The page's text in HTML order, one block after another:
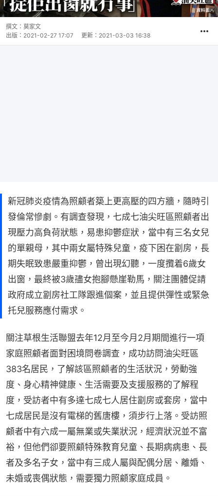
撰文： 莫家文
出版： 2021-02-27 17:07 更新： 2021-03-03 16:38
新冠肺炎疫情為照顧者築上更高壓的四方牆，隨時引
發倫常慘劇。有調查發現，七成七油尖旺區照顧者出
現壓力高負荷狀態，易患抑鬱症狀，當中有三名女兒
的單親母，其中兩女屬特殊兒童，疫下困在劏房，長
期失眠致患嚴重抑鬱，曾出現幻聽，一度攬着6歲女
出窗，最終被3歲孻女抱腳懸崖勒馬，關注團體促請
政府成立劏房社工隊跟進個案，並且提供彈性或緊急
托兒服務應付需求。
關注草根生活聯盟去年12月至今月2月期間進行一項
家庭照顧者面對困境問卷調查，成功訪問油尖旺區
383名居民，了解該區照顧者的生活狀況，勞動強
度、身心精神健康、生活需要及支援服務的了解程
度，受訪者中有多達七成七人居住劏房或套房，當中
七成居民是沒有電梯的舊唐樓，須步行上落。受訪照
顧者中有六成一屬無業或失業狀況，經濟狀況並不富
裕，但他們卻要照顧特殊教育兒童、長期病病患、長
者及多名子女，當中有三成人屬與配偶分居、離婚、
未婚或喪偶狀態，需要獨力照顧家庭成員。